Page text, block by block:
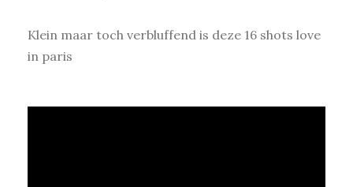
Klein maar toch verbluffend is deze 16 shots love
in paris